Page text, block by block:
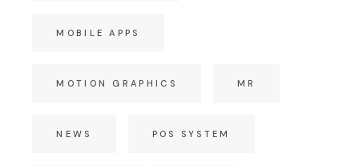
MOBILE APPS
MOTION GRAPHICS MR
NEWS POS SYSTEM